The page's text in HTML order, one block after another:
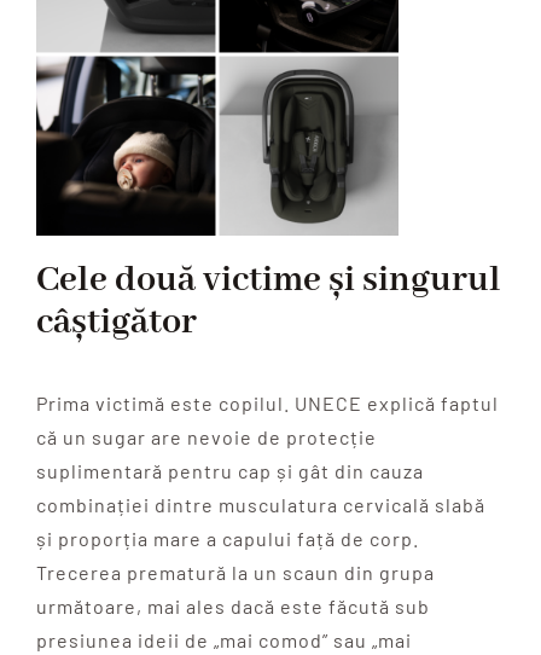
Cele două victime și singurul
câștigător
Prima victimă este copilul. UNECE explică faptul
că un sugar are nevoie de protecție
suplimentară pentru cap și gât din cauza
combinației dintre musculatura cervicală slabă
și proporția mare a capului față de corp.
Trecerea prematură la un scaun din grupa
următoare, mai ales dacă este făcută sub
presiunea ideii de „mai comod” sau „mai